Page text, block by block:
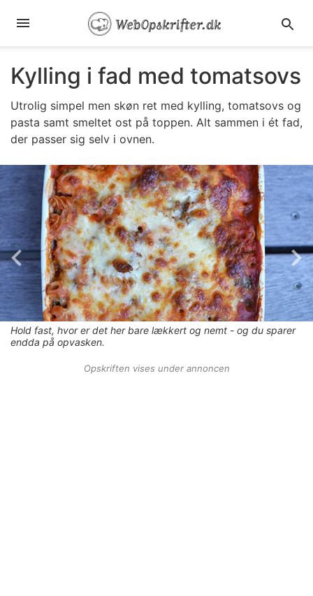
Kylling i fad med tomatsovs
Utrolig simpel men skøn ret med kylling, tomatsovs og
pasta samt smeltet ost på toppen. Alt sammen i ét fad,
der passer sig selv i ovnen.
Hold fast, hvor er det her bare lækkert og nemt - og du sparer
endda på opvasken.
Opskriften vises under annoncen